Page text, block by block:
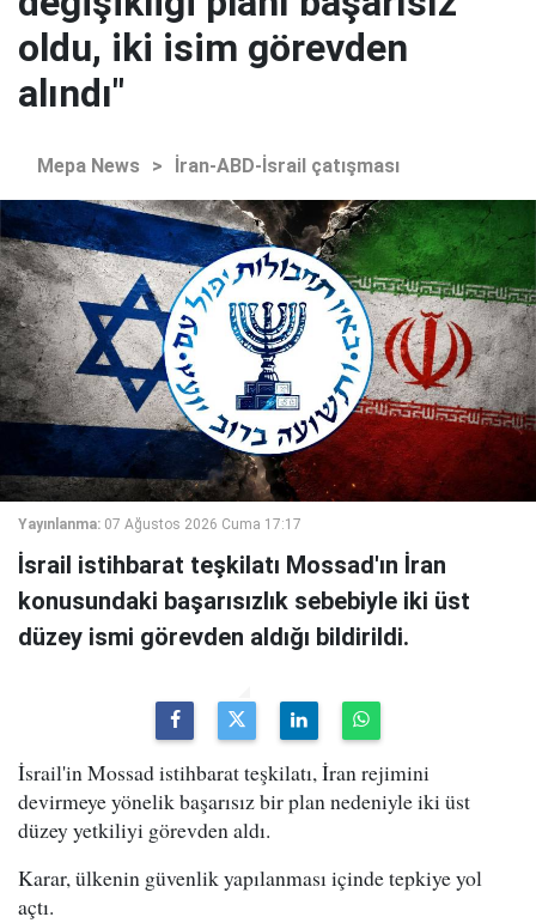
oldu, iki isim görevden
alındı"
Mepa News > İran-ABD-İsrail çatışması
Yayınlanma: 07 Ağustos 2026 Cuma 17:17
İsrail istihbarat teşkilatı Mossad'ın İran
konusundaki başarısızlık sebebiyle iki üst
düzey ismi görevden aldığı bildirildi.
İsrail'in Mossad istihbarat teşkilatı, İran rejimini
devirmeye yönelik başarısız bir plan nedeniyle iki üst
düzey yetkiliyi görevden aldı.
Karar, ülkenin güvenlik yapılanması içinde tepkiye yol
açtı.